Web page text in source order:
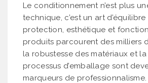
Le conditionnement n’est plus
technique, c’est un art
protection, esthétique et
produits parcourent des milliers
la robustesse des matériaux et
processus d’emballage sont
marqueurs de